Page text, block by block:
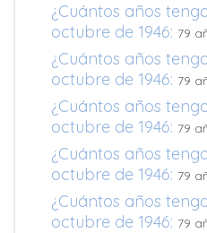
¿Cuántos años
octubre de 1946: 79
¿Cuántos años
octubre de 1946: 79
¿Cuántos años
octubre de 1946: 79
¿Cuántos años
octubre de 1946: 79
¿Cuántos años
octubre de 1946: 79